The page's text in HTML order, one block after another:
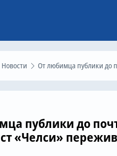
Новости От любимца публики до почти что
публики до
«Челси»